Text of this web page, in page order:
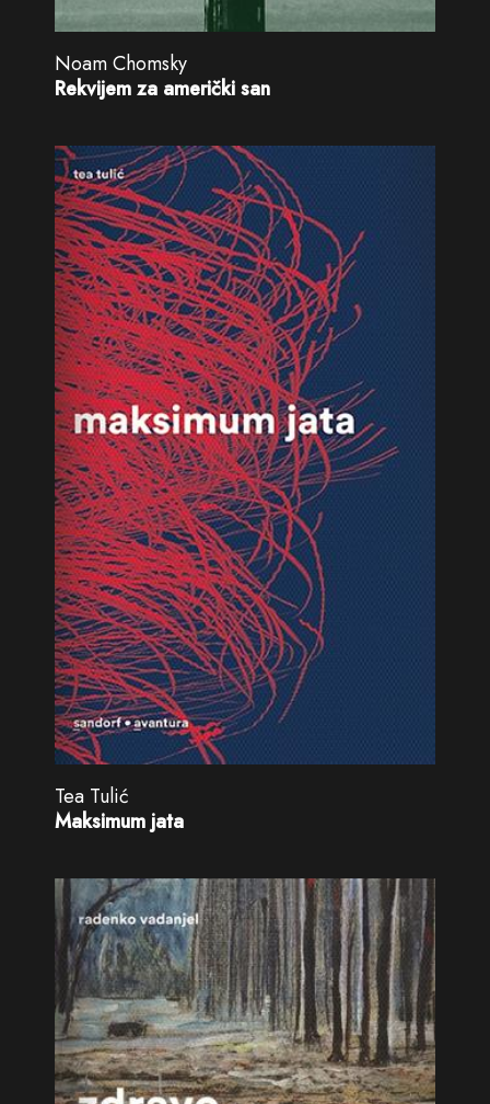
Noam Chomsky
Rekvijem za američki san
Tea Tulić
Maksimum jata